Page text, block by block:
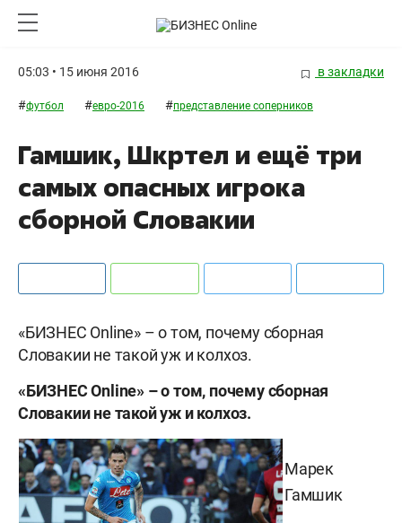
05:03 • 15 июня 2016 в закладки
#футбол #евро-2016 #представление соперников
Гамшик, Шкртел и ещё три
самых опасных игрока
сборной Словакии
«БИЗНЕС Online» – о том, почему сборная
Словакии не такой уж и колхоз.
«БИЗНЕС Online» – о том, почему сборная
Словакии не такой уж и колхоз.
Марек
Гамшик